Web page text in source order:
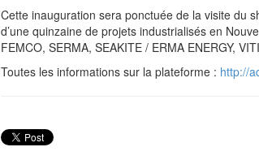
Cette inauguration sera ponctuée de la visite du
d’une quinzaine de projets industrialisés en
FEMCO, SERMA, SEAKITE / ERMA ENERGY,
Toutes les informations sur la plateforme : http://